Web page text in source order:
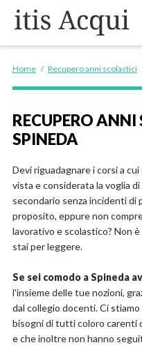
SCUOLE PRIVATE
SCUOLE SERALI
Home / Recupero anni scolastici
RECUPERO
SPINEDA
Devi riguadagnare i corsi a
vista e considerata la voglia
secondario senza incidenti di
proposito, eppure non
lavorativo e scolastico? Non
stai per leggere.
Se sei comodo a Spineda
l'insieme delle tue nozioni,
dal collegio docenti. Ci
bisogni di tutti coloro carenti
e che inoltre non hanno